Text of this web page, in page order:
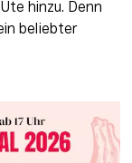
hinzu. Denn
beliebter